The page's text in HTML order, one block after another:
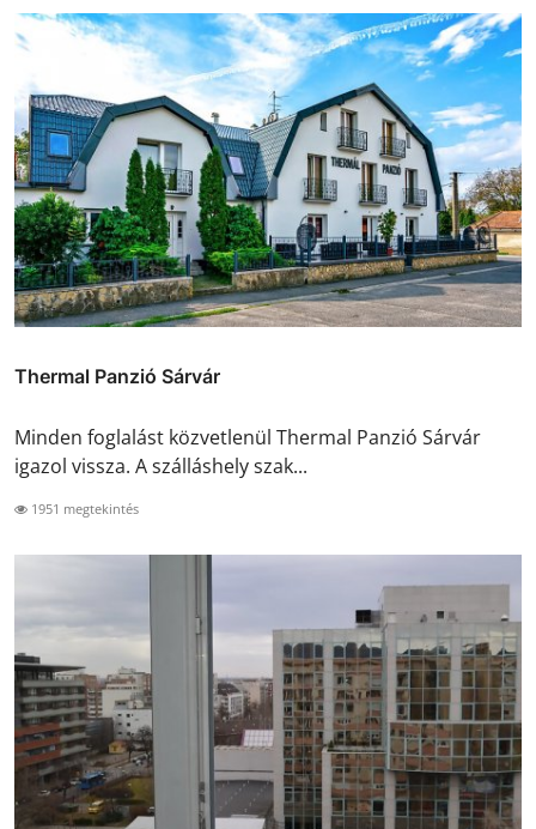
Thermal Panzió Sárvár
Minden foglalást közvetlenül Thermal Panzió Sárvár
igazol vissza. A szálláshely szak...
1951 megtekintés